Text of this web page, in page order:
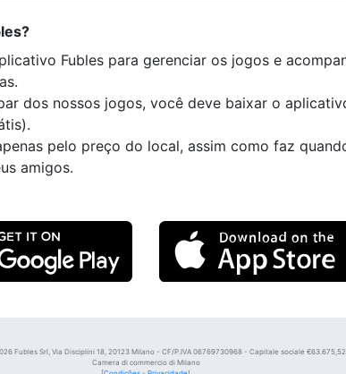
Fubles para gerenciar os jogos e
dos nossos jogos, você deve baixar o
pelo preço do local, assim como faz
amigos.
Fubles Srl, Via Disciplini 18, 20123 Milano - CF/P.IVA 06769730968 - Capitale sociale
Camera di commercio di Milano